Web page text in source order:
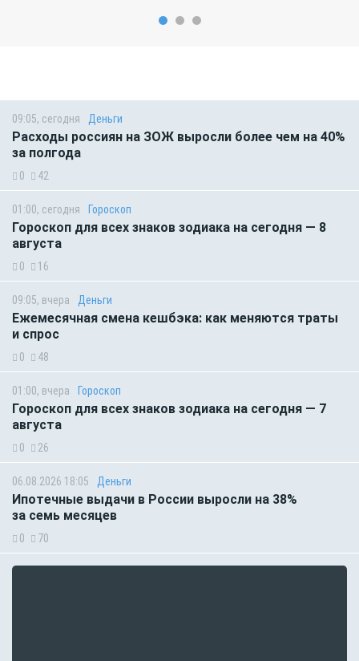
09:05, сегодня Деньги
Расходы россиян на ЗОЖ выросли более чем на 40%
за полгода
0 42
01:00, сегодня Гороскоп
Гороскоп для всех знаков зодиака на сегодня — 8
августа
0 16
09:05, вчера Деньги
Ежемесячная смена кешбэка: как меняются траты
и спрос
0 48
01:00, вчера Гороскоп
Гороскоп для всех знаков зодиака на сегодня — 7
августа
0 26
06.08.2026 18:05 Деньги
Ипотечные выдачи в России выросли на 38%
за семь месяцев
0 70